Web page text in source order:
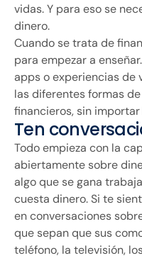
vidas. Y para eso se
dinero.
Cuando se trata de
para empezar a
apps o experiencias de
las diferentes formas
financieros, sin
Ten
Todo empieza con la
abiertamente sobre
algo que se gana
cuesta dinero. Si te
en conversaciones
que sepan que sus
teléfono, la televisión,